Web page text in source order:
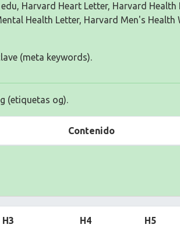
Harvard Heart Letter, Harvard Health
Health Letter, Harvard Men's Health
(meta keywords).
(etiquetas og).
Contenido
H3 H4 H5